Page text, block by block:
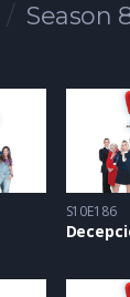
Season
S10E186